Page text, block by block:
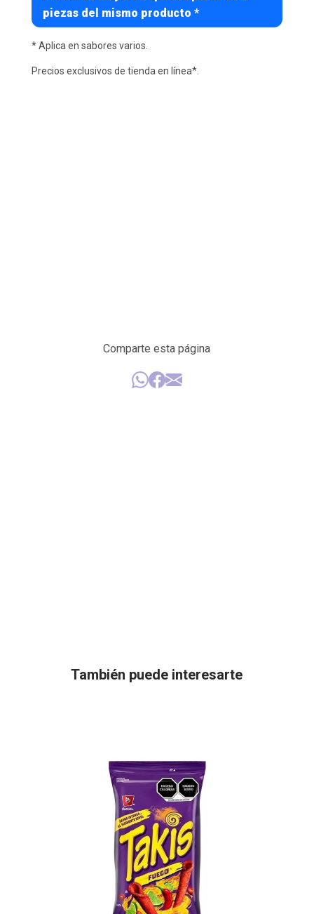
piezas del mismo producto *
* Aplica en sabores varios.
Precios exclusivos de tienda en línea*.
Comparte esta página
También puede interesarte